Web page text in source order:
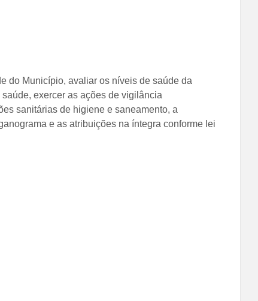
do Município, avaliar os níveis de saúde da
exercer as ações de vigilância
sanitárias de higiene e saneamento, a
e as atribuições na íntegra conforme lei